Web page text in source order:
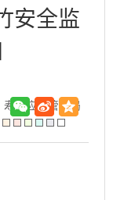
安全监
寿县应急管理局